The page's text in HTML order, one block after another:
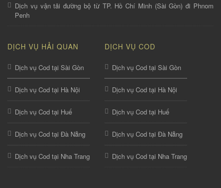
Dịch vụ vận tải đường bộ từ TP. Hồ Chí Minh (Sài Gòn) đi Phnom
Penh
DỊCH VỤ HẢI QUAN
Dịch vụ Cod tại Sài Gòn
Dịch vụ Cod tại Hà Nội
Dịch vụ Cod tại Huế
Dịch vụ Cod tại Đà Nẵng
Dịch vụ Cod tại Nha Trang
DỊCH VỤ COD
Dịch vụ Cod tại Sài Gòn
Dịch vụ Cod tại Hà Nội
Dịch vụ Cod tại Huế
Dịch vụ Cod tại Đà Nẵng
Dịch vụ Cod tại Nha Trang